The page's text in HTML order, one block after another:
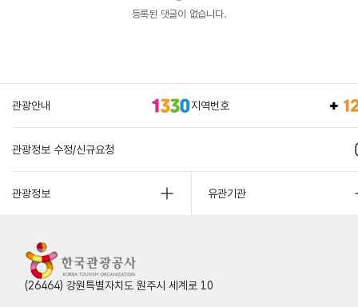
등록된 댓글이 없습니다.
관광안내 지역번호
관광정보 수정/신규요청
관광정보 유관기관
(26464) 강원특별자치도 원주시 세계로 10